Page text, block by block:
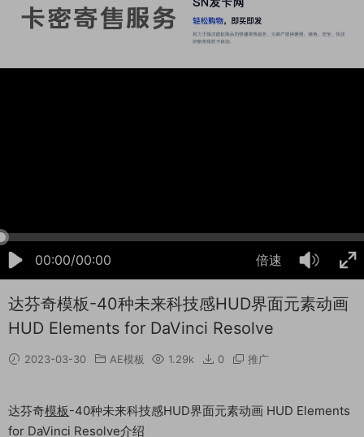
00:00/00:00 倍速
达芬奇模板-40种未来科技感HUD界面元素动画
HUD Elements for DaVinci Resolve
2023-03-30 AE模板 1.29k 0 推广
达芬奇模板-40种未来科技感HUD界面元素动画 HUD Elements
for DaVinci Resolve介绍